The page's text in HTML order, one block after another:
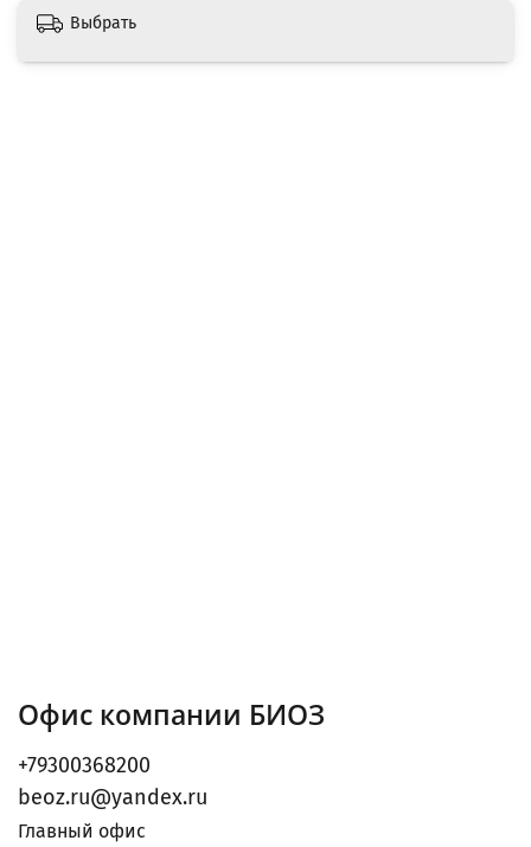
Выбрать
Офис компании БИОЗ
+79300368200
beoz.ru@yandex.ru
Главный офис